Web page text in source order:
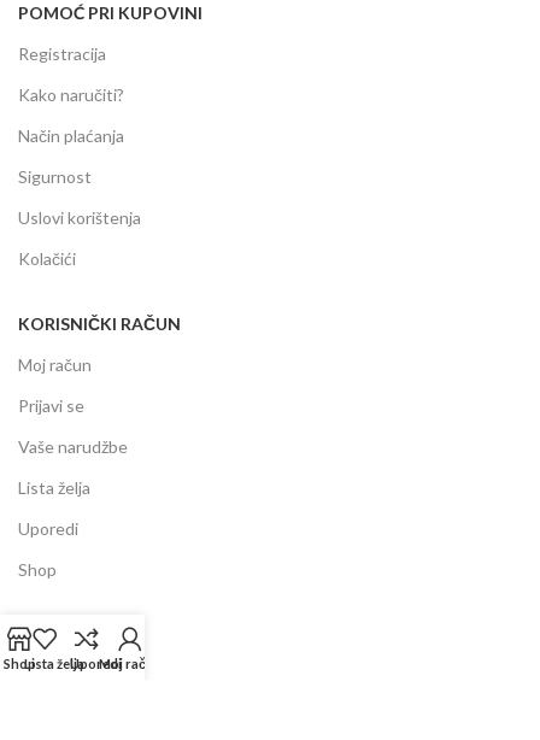
POMOĆ PRI KUPOVINI
Registracija
Kako naručiti?
Način plaćanja
Sigurnost
Uslovi korištenja
Kolačići
KORISNIČKI RAČUN
Moj račun
Prijavi se
Vaše narudžbe
Lista želja
Uporedi
Shop
INFORMACIJE
Prodajni centar
ShopLista željaUporediMoj račun